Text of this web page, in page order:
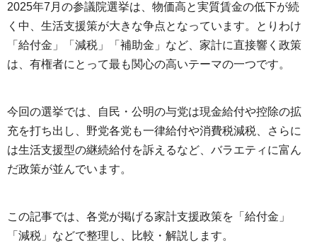
2025年7月の参議院選挙は、物価高と実質賃金の低下が続
く中、生活支援策が大きな争点となっています。とりわけ
「給付金」「減税」「補助金」など、家計に直接響く政策
は、有権者にとって最も関心の高いテーマの一つです。
今回の選挙では、自民・公明の与党は現金給付や控除の拡
充を打ち出し、野党各党も一律給付や消費税減税、さらに
は生活支援型の継続給付を訴えるなど、バラエティに富ん
だ政策が並んでいます。
この記事では、各党が掲げる家計支援政策を「給付金」
「減税」などで整理し、比較・解説します。